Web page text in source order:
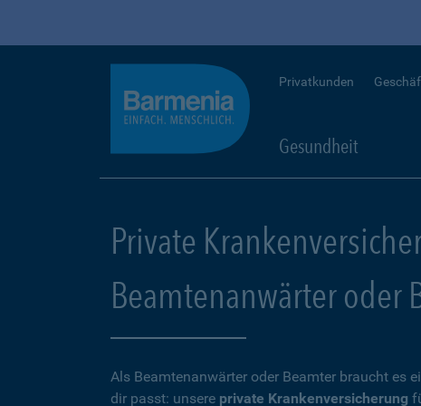
Privatkunden
Gesundheit
Private
Beamtenanwärter oder
Als Beamtenanwärter oder Beamter braucht es
dir passt: unsere private Krankenversicherung